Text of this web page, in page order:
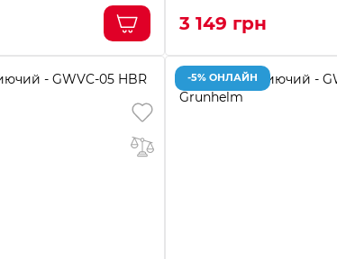
3 149 грн
-5% ОНЛАЙН